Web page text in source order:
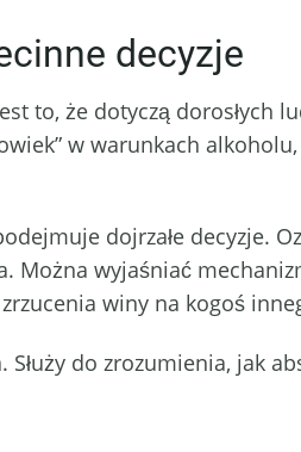
decyzje
to, że dotyczą dorosłych
w warunkach
dojrzałe decyzje.
Można wyjaśniać
winy na kogoś
do zrozumienia, jak